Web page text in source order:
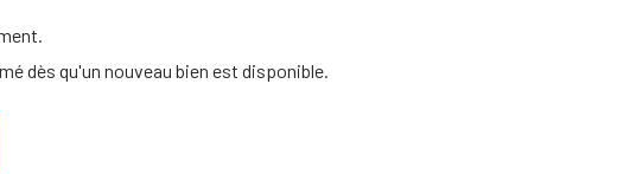
dès qu'un nouveau bien est disponible.